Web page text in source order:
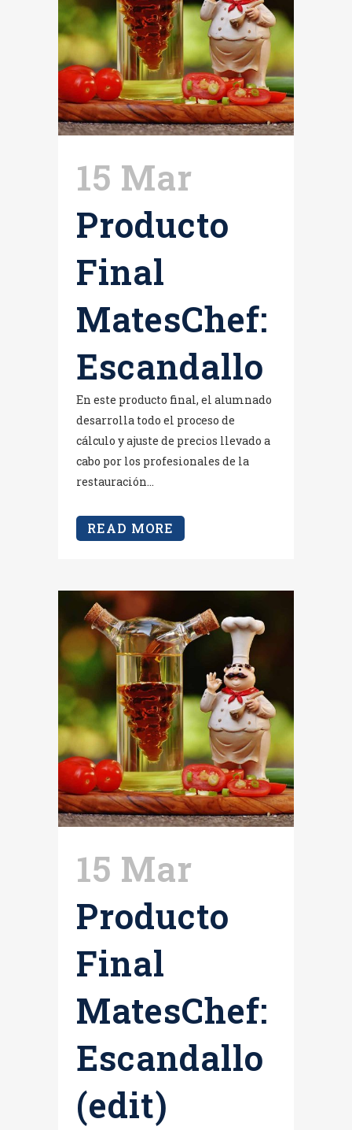
15 Mar
Producto
Final
MatesChef:
Escandallo
En este producto final, el alumnado
desarrolla todo el proceso de
cálculo y ajuste de precios llevado a
cabo por los profesionales de la
restauración...
READ MORE
15 Mar
Producto
Final
MatesChef:
Escandallo
(edit)